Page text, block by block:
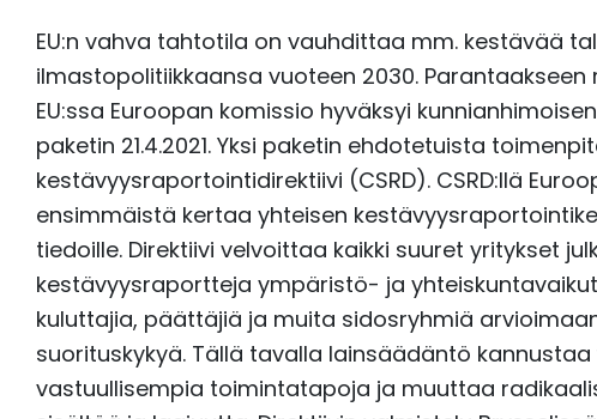
EU:n vahva tahtotila on vauhdittaa mm. kestävää
ilmastopolitiikkaansa vuoteen 2030.
EU:ssa Euroopan komissio hyväksyi
paketin 21.4.2021. Yksi paketin ehdotetuista
kestävyysraportointidirektiivi (CSRD). CSRD:llä
ensimmäistä kertaa yhteisen
tiedoille. Direktiivi velvoittaa kaikki suuret yritykset
kestävyysraportteja ympäristö- ja
kuluttajia, päättäjiä ja muita sidosryhmiä
suorituskykyä. Tällä tavalla lainsäädäntö
vastuullisempia toimintatapoja ja muuttaa